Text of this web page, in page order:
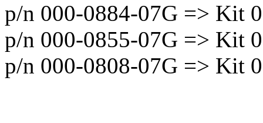
p/n 000-0884-07G => Kit
p/n 000-0855-07G => Kit
p/n 000-0808-07G => Kit